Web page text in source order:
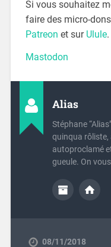
Si vous souhaitez
faire des micro-
Patreon et sur Ulule.
Mastodon
Alias
Stéphane
quinqua rôliste,
autoproclamé
gueule. On
08/11/2018